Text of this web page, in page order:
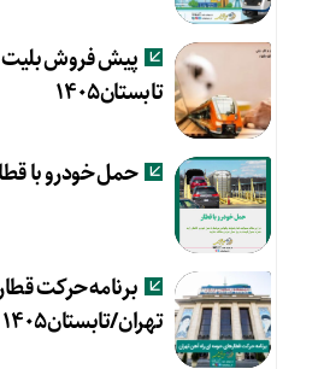
پیش فروش
تابستان۱۴۰۵
حمل خودرو با
برنامه حرکت
تهران/تابستان۱۴۰۵